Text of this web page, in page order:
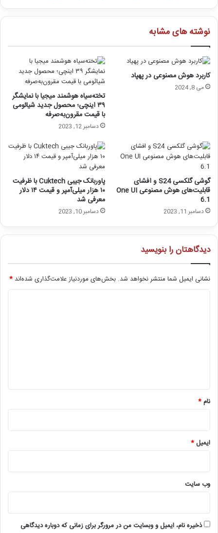
نوشته های مشابه
کاربرد هوش مصنوعی در پهپاد
می 8, 2024
تخته‌سیاه هوشمند میجیا با نمایشگر
۳۹ اینچی؛ محصول جدید شیائومی
با قیمت مقرون‌به‌صرفه
دسامبر 12, 2023
گوشی گلکسی S24 و افشای
قابلیت‌های هوش مصنوعی One UI
6.1
دسامبر 11, 2023
پاوربانک جیبی Cuktech با ظرفیت
۱۰ هزار میلی‌آمپر و قیمت ۱۴ دلار
معرفی شد
دسامبر 10, 2023
دیدگاهتان را بنویسید
نشانی ایمیل شما منتشر نخواهد شد. بخش‌های موردنیاز علامت‌گذاری شده‌اند *
نام*
ایمیل*
وب‌ سایت
ذخیره نام، ایمیل و وبسایت من در مرورگر برای زمانی که دوباره دیدگاهی